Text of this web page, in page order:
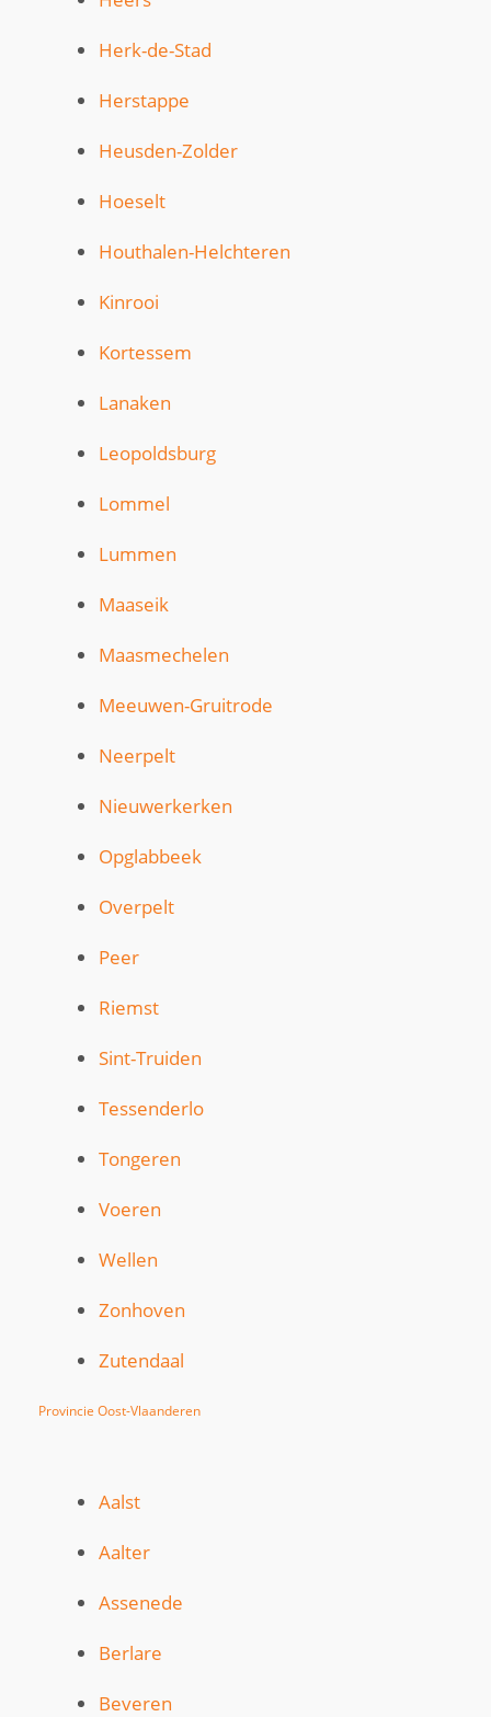
Herk-de-Stad
Herstappe
Heusden-Zolder
Hoeselt
Houthalen-Helchteren
Kinrooi
Kortessem
Lanaken
Leopoldsburg
Lommel
Lummen
Maaseik
Maasmechelen
Meeuwen-Gruitrode
Neerpelt
Nieuwerkerken
Opglabbeek
Overpelt
Peer
Riemst
Sint-Truiden
Tessenderlo
Tongeren
Voeren
Wellen
Zonhoven
Zutendaal
Provincie Oost-Vlaanderen
Aalst
Aalter
Assenede
Berlare
Beveren